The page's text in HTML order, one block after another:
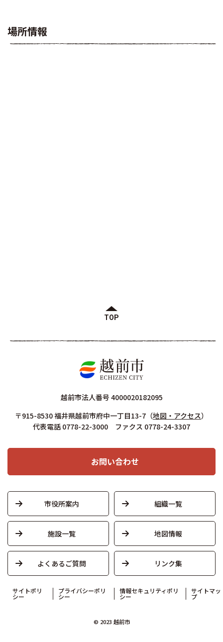
場所情報
TOP
越前市法人番号 4000020182095
〒915-8530 福井県越前市府中一丁目13-7 （地図・アクセス）
代表電話 0778-22-3000 ファクス 0778-24-3307
お問い合わせ
市役所案内 組織一覧
施設一覧 地図情報
よくあるご質問 リンク集
サイトポリ
シー
プライバシーポリ
シー
情報セキュリティポリ
シー
サイトマッ
プ
© 2023 越前市